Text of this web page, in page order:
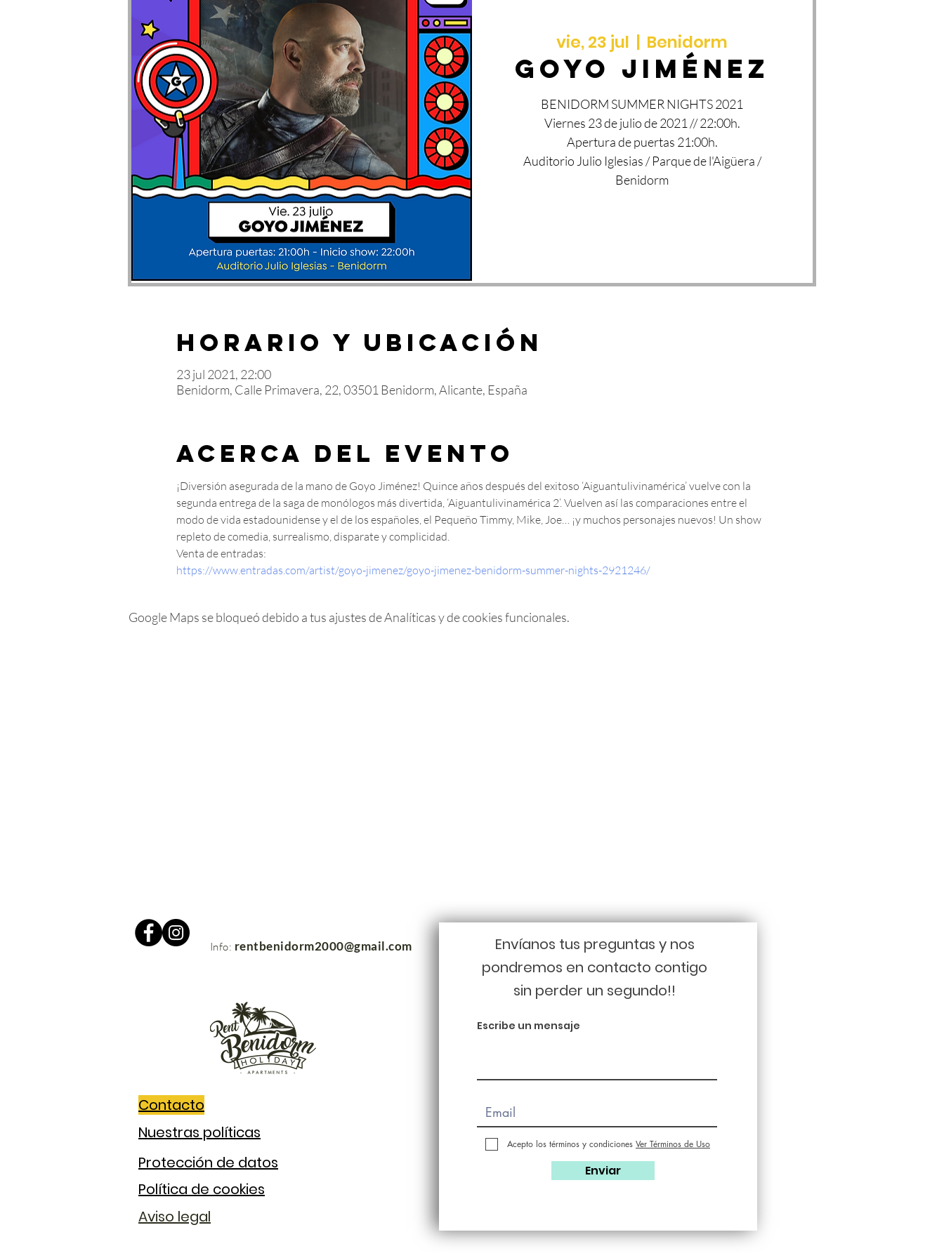
vie, 23 jul
  |
Benidorm
GOYO JIMÉNEZ
BENIDORM SUMMER NIGHTS 2021
Viernes 23 de julio de 2021 // 22:00h.
Apertura de puertas 21:00h.
Auditorio Julio Iglesias / Parque de l'Aigüera /
Horario y ubicación
23 jul 2021, 22:00
Benidorm, Calle Primavera, 22, 03501 Benidorm, Alicante, España
Acerca del evento
¡Diversión asegurada de la mano de Goyo Jiménez! Quince años después del exitoso ‘Aiguantulivinamérica’ vuelve con la
segunda entrega de la saga de monólogos más divertida, ‘Aiguantulivinamérica 2’. Vuelven así las comparaciones entre el
modo de vida estadounidense y el de los españoles, el Pequeño Timmy, Mike, Joe… ¡y muchos personajes nuevos! Un show
repleto de comedia, surrealismo, disparate y complicidad.
Venta de entradas:
https://www.entradas.com/artist/goyo-jimenez/goyo-jimenez-benidorm-summer-nights-2921246/
Google Maps se bloqueó debido a tus ajustes de Analíticas y de cookies funcionales.
Info: rentbenidorm2000@gmail.com
Contacto
Nuestras políticas
Protección de datos
Política de cookies
Aviso legal
Envíanos tus preguntas y nos
pondremos en contacto contigo
sin perder un segundo!!
Escribe un mensaje
Acepto los términos y condiciones Ver Términos de Uso
Enviar